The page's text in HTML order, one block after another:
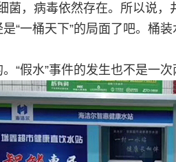
，病毒依然存在。所以说，
“一桶天下”的局面了吧。桶
“假水”事件的发生也不是一